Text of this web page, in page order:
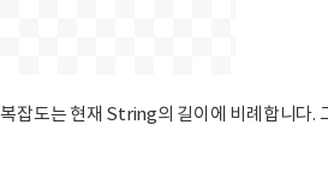
잡도는 현재 String의 길이에 비례합니다.